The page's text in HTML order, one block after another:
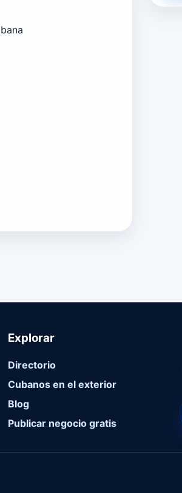
Explorar
Directorio
Cubanos en el exterior
Blog
Publicar negocio gratis